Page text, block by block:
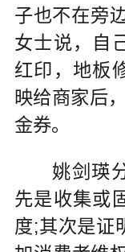
子也不在旁
女士说，自
红印，地板
映给商家后
金券。
姚剑瑛分
先是收集或
度;其次是证